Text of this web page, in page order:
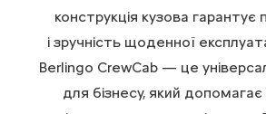
конструкція кузова гарантує
і зручність щоденної
Berlingo CrewCab — це
для бізнесу, який